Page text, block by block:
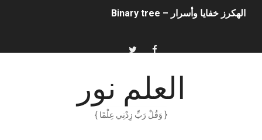
الهكرز خفايا وأسرار – Binary tree
أمن المعلومات بلغة ميسرة – د. خالد بن سليمان الغثبر و
العلم نور
{ وَقُلْ رَبِّ زِدْنِي عِلْمًا }